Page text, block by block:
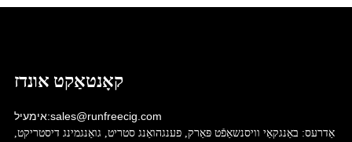
קאָנטאַקט אונדז
אימעיל:sales@runfreecig.com
אַדרעס: באַנגקאַי וויסנשאַפֿט פּאַרק, פענגהואַנג סטריט, גואַנגמינג דיסטריקט,